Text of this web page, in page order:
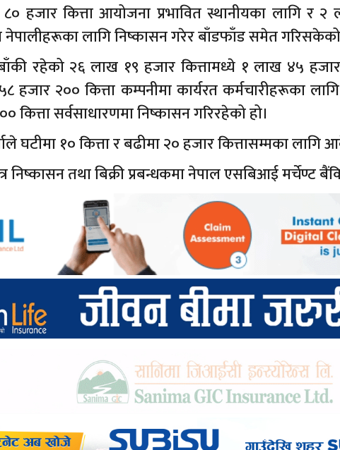
हजार कित्ता आयोजना प्रभावित स्थानीयका लागि र २
नेपालीहरूका लागि निष्कासन गरेर बाँडफाँड समेत
रहेको २६ लाख १९ हजार कित्तामध्ये १ लाख ४५
हजार २०० कित्ता कम्पनीमा कार्यरत कर्मचारीहरूका
कित्ता सर्वसाधारणमा निष्कासन गरिरहेको हो।
घटीमा १० कित्ता र बढीमा २० हजार कित्तासम्मका
निष्कासन तथा बिक्री प्रबन्धकमा नेपाल एसबिआई मर्चेण्ट